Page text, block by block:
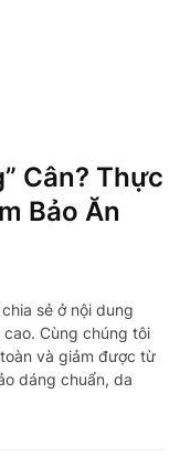
Cân? Thực
Bảo Ăn
sẻ ở nội dung
Cùng chúng tôi
và giảm được từ
dáng chuẩn, da